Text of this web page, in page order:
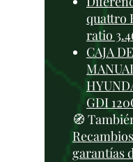
quattro
ratio
CAJA
GDI
🧭
garantías